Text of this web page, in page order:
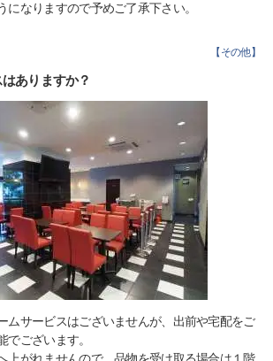
になりますので予めご了承下さい。
【 その他】
ありますか？
ムサービスはございませんが、出前や宅配をご
でございます。